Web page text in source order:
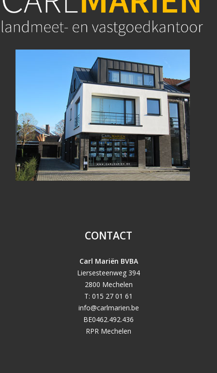
CONTACT
Carl Mariën BVBA
Liersesteenweg 394
2800 Mechelen
T: 015 27 01 61
info@carlmarien.be
BE0462.492.436
RPR Mechelen